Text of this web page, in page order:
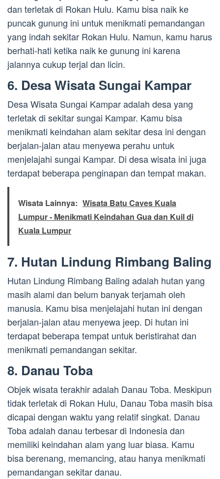
dan terletak di Rokan Hulu. Kamu bisa naik ke
puncak gunung ini untuk menikmati pemandangan
yang indah sekitar Rokan Hulu. Namun, kamu harus
berhati-hati ketika naik ke gunung ini karena
jalannya cukup terjal dan licin.
6. Desa Wisata Sungai Kampar
Desa Wisata Sungai Kampar adalah desa yang
terletak di sekitar sungai Kampar. Kamu bisa
menikmati keindahan alam sekitar desa ini dengan
berjalan-jalan atau menyewa perahu untuk
menjelajahi sungai Kampar. Di desa wisata ini juga
terdapat beberapa penginapan dan tempat makan.
Wisata Lainnya: Wisata Batu Caves Kuala
Lumpur - Menikmati Keindahan Gua dan Kuil di
Kuala Lumpur
7. Hutan Lindung Rimbang Baling
Hutan Lindung Rimbang Baling adalah hutan yang
masih alami dan belum banyak terjamah oleh
manusia. Kamu bisa menjelajahi hutan ini dengan
berjalan-jalan atau menyewa jeep. Di hutan ini
terdapat beberapa tempat untuk beristirahat dan
menikmati pemandangan sekitar.
8. Danau Toba
Objek wisata terakhir adalah Danau Toba. Meskipun
tidak terletak di Rokan Hulu, Danau Toba masih bisa
dicapai dengan waktu yang relatif singkat. Danau
Toba adalah danau terbesar di Indonesia dan
memiliki keindahan alam yang luar biasa. Kamu
bisa berenang, memancing, atau hanya menikmati
pemandangan sekitar danau.